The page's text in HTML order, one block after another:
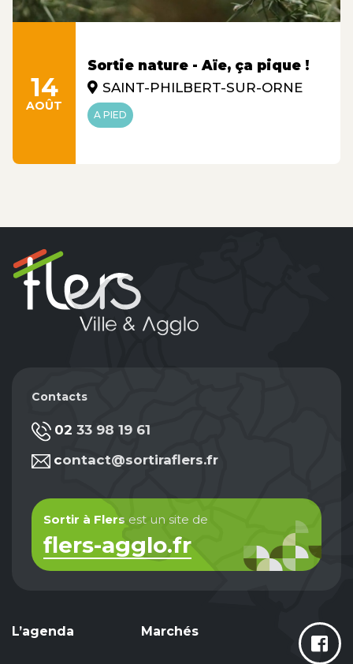
14
AOÛT
Sortie nature - Aïe, ça pique !
SAINT-PHILBERT-SUR-ORNE
A PIED
Contacts
02 33 98 19 61
contact@sortiraflers.fr
Sortir à Flers est un site de
flers-agglo.fr
L’agenda Marchés